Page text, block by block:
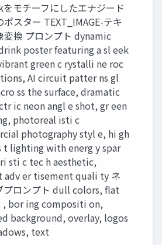
モチーフにしたエナジード
ポスター TEXT_IMAGE-テキ
変換 プロンプト dynamic
poster featuring a sl eek
green c rystalli ne roc
AI circuit patter ns gl
ss the surface, dramatic
ic neon angl e shot, gr een
photoreal isti c
photography styl e, hi gh
t lighting with energ y spar
sti c tec h aesthetic,
adv er tisement quali ty ネ
プロンプト dull colors, flat
bor ing compositi on,
background, overlay, logos
text